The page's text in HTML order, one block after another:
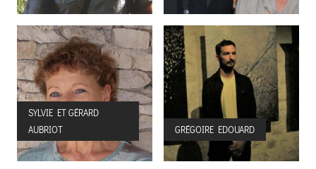
SYLVIE ET GÉRARD
AUBRIOT
GRÉGOIRE EDOUARD